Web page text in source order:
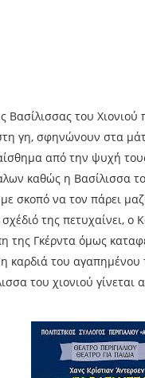
του Χιονιού
γη, σφηνώνουν στα
από την ψυχή
καθώς η Βασίλισσα
σκοπό να τον πάρει
της πετυχαίνει, ο
της Γκέρντα όμως
καρδιά του
του χιονιού γίνεται